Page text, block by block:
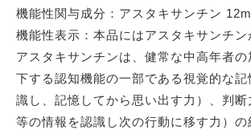
機能性関与成分：アスタキサンチン
機能性表示：本品にはアスタキサンチン
アスタキサンチンは、健常な中高年者
下する認知機能の一部である視覚的な
識し、記憶してから思い出す力）、判
等の情報を認識し次の行動に移す力）